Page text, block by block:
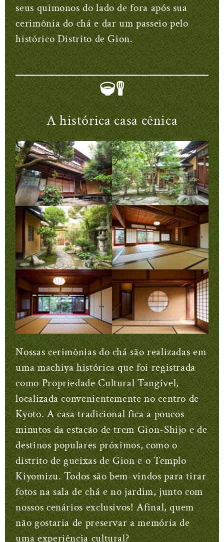
seus quimonos do lado de fora após sua
cerimônia do chá e dar um passeio pelo
histórico Distrito de Gion.
A histórica casa cênica
Nossas cerimônias do chá são realizadas em
uma machiya histórica que foi registrada
como Propriedade Cultural Tangível,
localizada convenientemente no centro de
Kyoto. A casa tradicional fica a poucos
minutos da estação de trem Gion-Shijo e de
destinos populares próximos, como o
distrito de gueixas de Gion e o Templo
Kiyomizu. Todos são bem-vindos para tirar
fotos na sala de chá e no jardim, junto com
nossos cenários exclusivos! Afinal, quem
não gostaria de preservar a memória de
uma experiência cultural?